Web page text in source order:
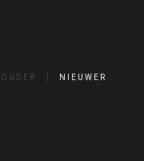
OUDER NIEUWER